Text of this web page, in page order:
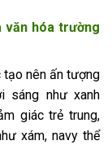
văn hóa trường
tạo nên ấn tượng
sáng như xanh
giác trẻ trung,
xám, navy thể